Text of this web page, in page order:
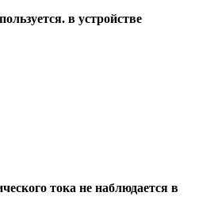
в устройстве
тока не наблюдается в